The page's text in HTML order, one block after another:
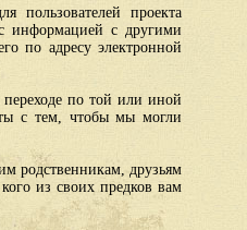
пользователей проекта
информацией с другими
по адресу электронной
по той или иной
с тем, чтобы мы могли
родственникам, друзьям
из своих предков вам